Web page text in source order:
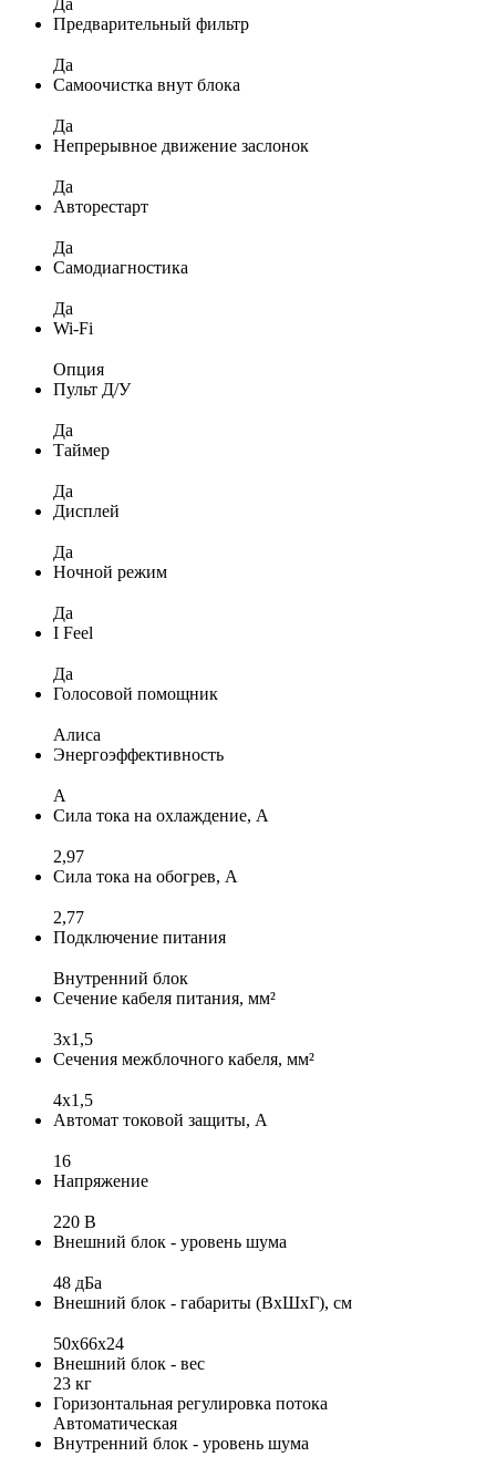
Предварительный фильтр
Да
Самоочистка внут блока
Да
Непрерывное движение заслонок
Да
Авторестарт
Да
Самодиагностика
Да
Wi-Fi
Опция
Пульт Д/У
Да
Таймер
Да
Дисплей
Да
Ночной режим
Да
I Feel
Да
Голосовой помощник
Алиса
Энергоэффективность
A
Сила тока на охлаждение, А
2,97
Сила тока на обогрев, А
2,77
Подключение питания
Внутренний блок
Сечение кабеля питания, мм²
3x1,5
Сечения межблочного кабеля, мм²
4х1,5
Автомат токовой защиты, А
16
Напряжение
220 В
Внешний блок - уровень шума
48 дБа
Внешний блок - габариты (ВхШхГ), см
50x66x24
Внешний блок - вес
23 кг
Горизонтальная регулировка потока
Автоматическая
Внутренний блок - уровень шума